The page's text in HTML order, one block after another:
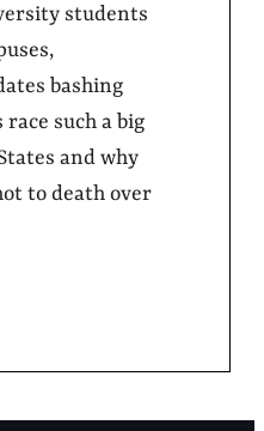
students
bashing
such a big
and why
to death over